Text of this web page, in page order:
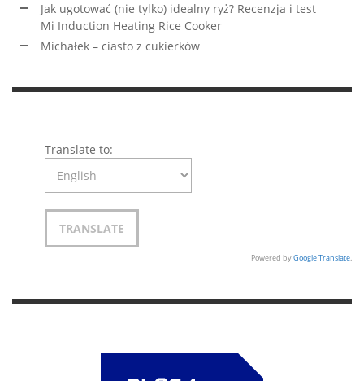
Jak ugotować (nie tylko) idealny ryż? Recenzja i test
Mi Induction Heating Rice Cooker
Michałek – ciasto z cukierków
Translate to:
Powered byGoogle Translate.